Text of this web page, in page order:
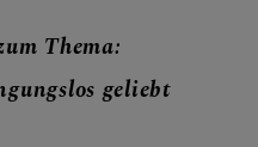
Thema:
geliebt